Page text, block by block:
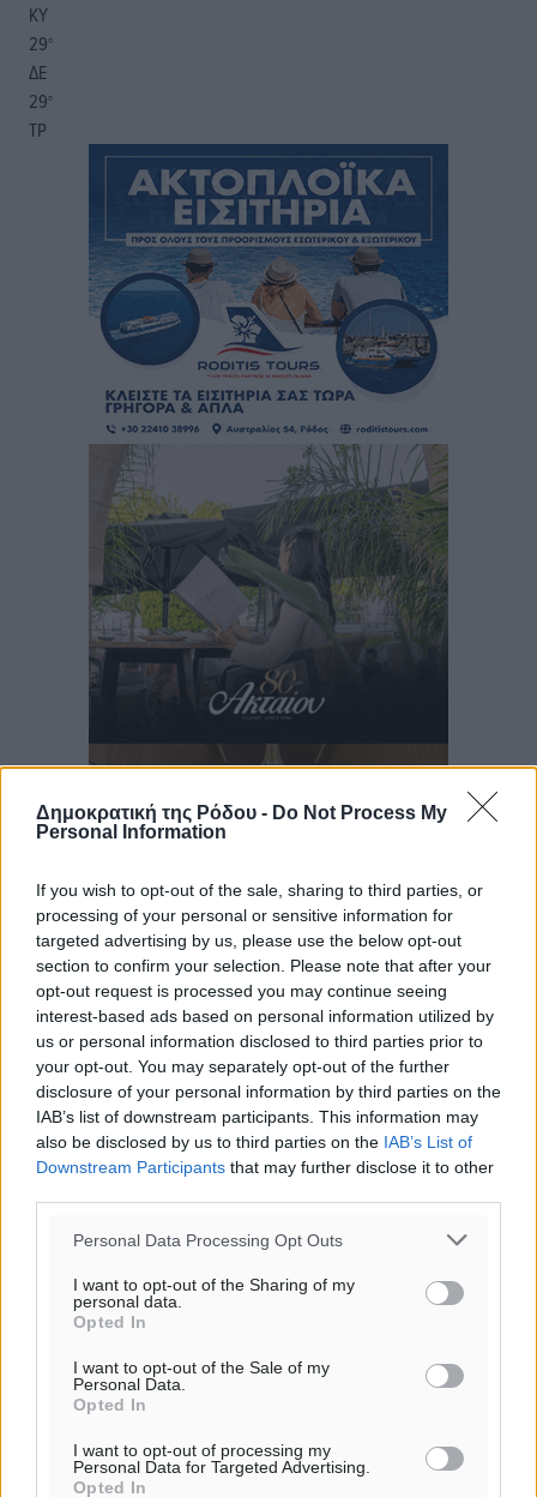
Δημοκρατική της Ρόδου - Do Not Process My
Personal Information
If you wish to opt-out of the sale, sharing to third parties, or
processing of your personal or sensitive information for
targeted advertising by us, please use the below opt-out
section to confirm your selection. Please note that after your
opt-out request is processed you may continue seeing
interest-based ads based on personal information utilized by
us or personal information disclosed to third parties prior to
your opt-out. You may separately opt-out of the further
disclosure of your personal information by third parties on the
IAB’s list of downstream participants. This information may
also be disclosed by us to third parties on the IAB’s List of
Downstream Participants that may further disclose it to other
Personal Data Processing Opt Outs
I want to opt-out of the Sharing of my
personal data.
Opted In
I want to opt-out of the Sale of my
Personal Data.
Opted In
I want to opt-out of processing my
Personal Data for Targeted Advertising.
Opted In
ΚΥ
29°
ΔΕ
29°
ΤΡ
Ροή ειδήσεων
Τριήμερο εξόδου: Πάνω από 129.000 επιβάτες
αναχωρούν από Πειραιά, Ραφήνα και Λαύριο
Τοπικές Ειδήσεις• πριν 22 λεπτά
βιοασφάλειας
Τοπικές Ειδήσεις
Ποιοι φοιτητές μπορούν να λάβουν ενίσχυση για